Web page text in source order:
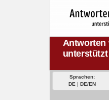
Antworten
Sprachen:
DE | DE/EN